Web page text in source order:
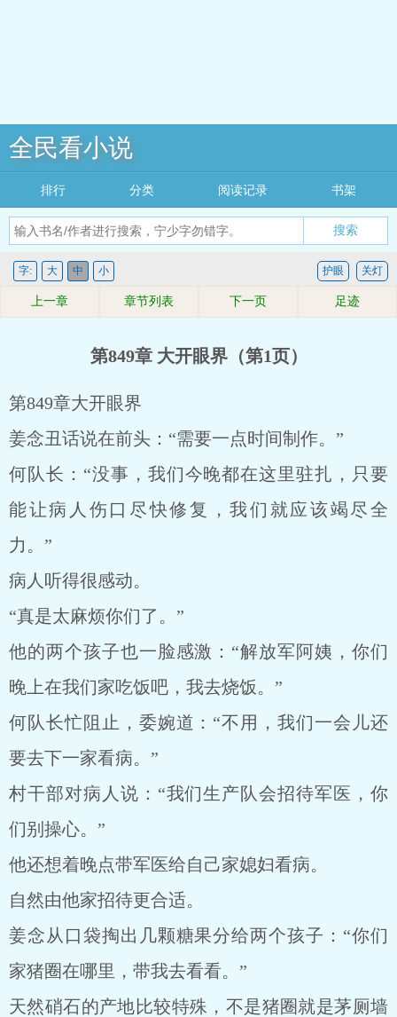
全民看小说
搜索
排行 分类 阅读记录 书架
字: 大 中 小 关灯
护眼
上一章 章节列表 下一页 足迹
第849章 大开眼界（第1页）
第849章大开眼界
姜念丑话说在前头：“需要一点时间制作。”
何队长：“没事，我们今晚都在这里驻扎，只要
能让病人伤口尽快修复，我们就应该竭尽全
力。”
病人听得很感动。
“真是太麻烦你们了。”
他的两个孩子也一脸感激：“解放军阿姨，你们
晚上在我们家吃饭吧，我去烧饭。”
何队长忙阻止，委婉道：“不用，我们一会儿还
要去下一家看病。”
村干部对病人说：“我们生产队会招待军医，你
们别操心。”
他还想着晚点带军医给自己家媳妇看病。
自然由他家招待更合适。
姜念从口袋掏出几颗糖果分给两个孩子：“你们
家猪圈在哪里，带我去看看。”
天然硝石的产地比较特殊，不是猪圈就是茅厕墙